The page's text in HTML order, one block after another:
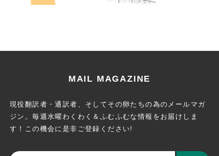
MAIL MAGAZINE
現役翻訳者・通訳者、そしてその卵たちの為のメールマガ
ジン。毎週水曜わくわく＆ふむふむな情報をお届けしま
す！この機会に 是非ご登録ください!